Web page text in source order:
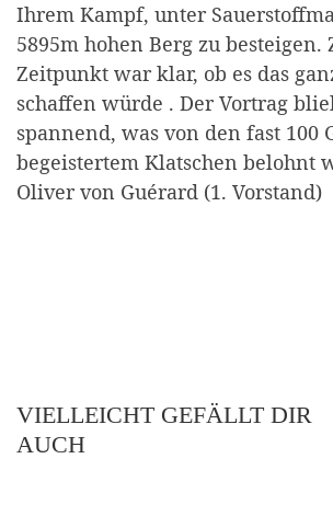
Ihrem Kampf, unter
5895m hohen Berg zu besteigen.
Zeitpunkt war klar, ob es das
schaffen würde . Der Vortrag
spannend, was von den fast 100
begeistertem Klatschen belohnt
Oliver von Guérard (1. Vorstand)
VIELLEICHT GEFÄLLT DIR
AUCH